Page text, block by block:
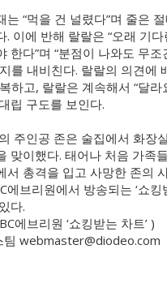
는 “먹을 건 널렸다”며 줄은
. 이에 반해 랄랄은 “오래 기
한다”며 “분점이 나와도 무
를 내비친다. 랄랄의 의견에
하고, 랄랄은 계속해서 “달라
립 구도를 보인다.
주인공 존은 술집에서 화장
맞이했다. 태어나 처음 가족
서 총격을 입고 사망한 존의
에브리원에서 방송되는 ‘쇼킹
다.
에브리원 ‘쇼킹받는 차트’ )
팀 webmaster@diodeo.com